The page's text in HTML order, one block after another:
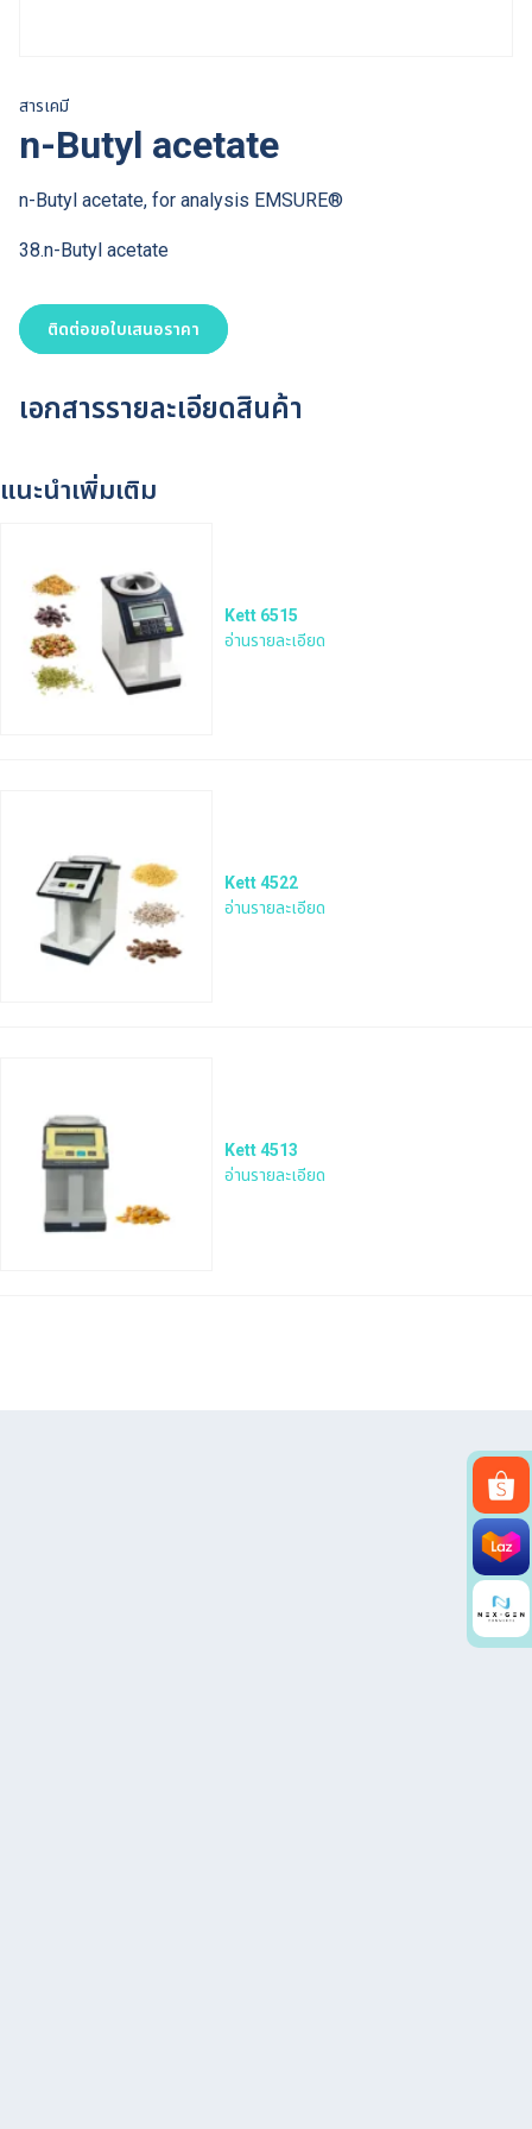
สารเคมี
n-Butyl acetate
n-Butyl acetate, for analysis EMSURE®
38.n-Butyl acetate
ติดต่อขอใบเสนอราคา
เอกสารรายละเอียดสินค้า
แนะนำเพิ่มเติม
Kett 6515
อ่านรายละเอียด
Kett 4522
อ่านรายละเอียด
Kett 4513
อ่านรายละเอียด